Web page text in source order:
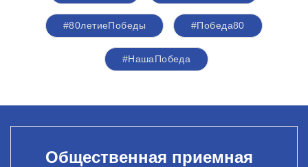
#80летиеПобеды #Победа80
#НашаПобеда
Общественная приемная